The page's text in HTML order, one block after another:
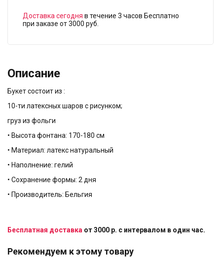
Доставка сегодня в течение 3 часов Бесплатно
при заказе от 3000 руб.
Описание
Букет состоит из :
10-ти латексных шаров с рисунком;
груз из фольги
• Высота фонтана: 170-180 см
• Материал: латекс натуральный
• Наполнение: гелий
• Сохранение формы: 2 дня
• Производитель: Бельгия
Бесплатная доставка от 3000 р. с интервалом в один час.
Рекомендуем к этому товару